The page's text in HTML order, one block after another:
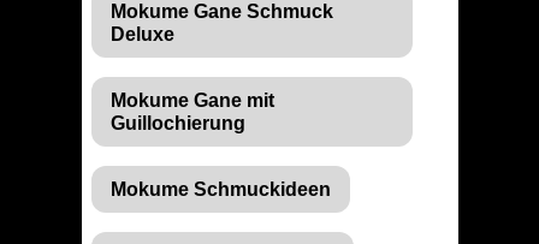
Mokume Gane Schmuck
Deluxe
Mokume Gane mit
Guillochierung
Mokume Schmuckideen